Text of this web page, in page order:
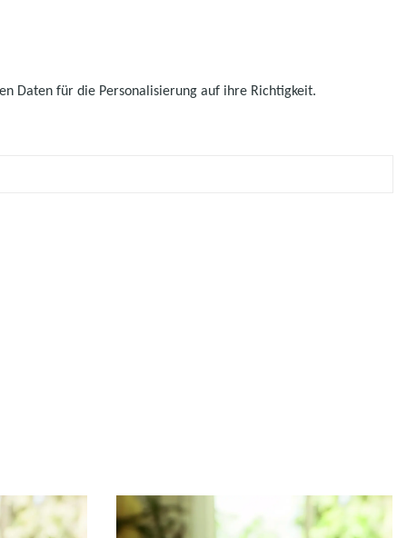
Daten für die Personalisierung auf ihre Richtigkeit.